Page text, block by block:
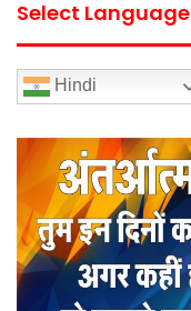
Select Language
Hindi